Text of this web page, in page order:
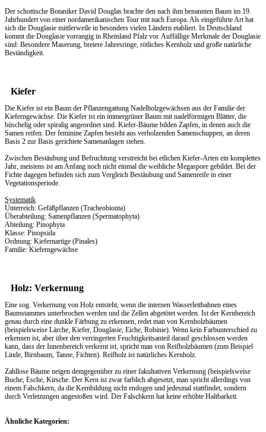
Der schottische Botaniker David Douglas brachte den nach ihm benannten Baum im 19.
Jahrhundert von einer nordamerikanischen Tour mit nach Europa. Als eingeführte Art hat
sich die Douglasie mittlerweile in besonders vielen Ländern etabliert. In Deutschland
kommt die Douglasie vorrangig in Rheinland Pfalz vor. Auffällige Merkmale der Douglasie
sind: Besondere Maserung, breiere Jahresringe, rötliches Kernholz und große natürliche
Beständigkeit.
Kiefer
Die Kiefer ist ein Baum der Pflanzengattung Nadelholzgewächsen aus der Familie der
Kieferngewächse. Die Kiefer ist ein immergrüner Baum mit nadelförmigen Blätter, die
büschelig oder spiralig angeordnet sind. Kiefer-Bäume bilden Zapfen, in denen auch die
Samen reifen. Der feminine Zapfen besteht aus verholzenden Samenschuppen, an deren
Basis 2 zur Basis gerichtete Samenanlagen stehen.
Zwischen Bestäubung und Befruchtung verstreicht bei etlichen Kiefer-Arten ein komplettes
Jahr, meistens ist am Anfang noch nicht einmal die weibliche Megaspore gebildet. Bei der
Fichte dagegen befinden sich zum Vergleich Bestäubung und Samenreife in einer
Vegetationsperiode.
Systematik
Unterreich: Gefäßpflanzen (Tracheobionta)
Überabteilung: Samenpflanzen (Spermatophyta)
Abteilung: Pinophyta
Klasse: Pinopsida
Ordnung: Kiefernartige (Pinales)
Familie: Kieferngewächse
Holz: Verkernung
Eine sog. Verkernung von Holz entsteht, wenn die internen Wasserleitbahnen eines
Baumstammes unterbrochen werden und die Zellen abgetötet werden. Ist der Kernbereich
genau durch eine dunkle Färbung zu erkennen, redet man von Kernholzbäumen
(beispielsweise Lärche, Kiefer, Douglasie, Eiche, Robinie). Wenn kein Farbunterschied zu
erkennen ist, aber über den verringerten Feuchtigkeitsanteil darauf geschlossen werden
kann, dass der Innenbereich verkernt ist, spricht man von Reifholzbäumen (zum Beispiel
Linde, Birnbaum, Tanne, Fichten). Reifholz ist natürliches Kernholz.
Zahllose Bäume neigen demgegenüber zu einer fakultativen Verkernung (beispielsweise
Buche, Esche, Kirsche. Der Kern ist zwar farblich abgesetzt, man spricht allerdings von
einem Falschkern, da die Kernbildung nicht endogen und jedesmal stattfindet, sondern
durch Verletzungen angestoßen wird. Der Falschkern hat keine erhöhte Haltbarkeit.
Ähnliche Kategorien: